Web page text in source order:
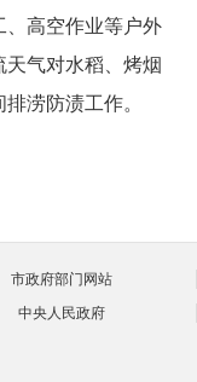
高空作业等户外
气对水稻、烤烟
涝防渍工作。
市政府部门网站
中央人民政府